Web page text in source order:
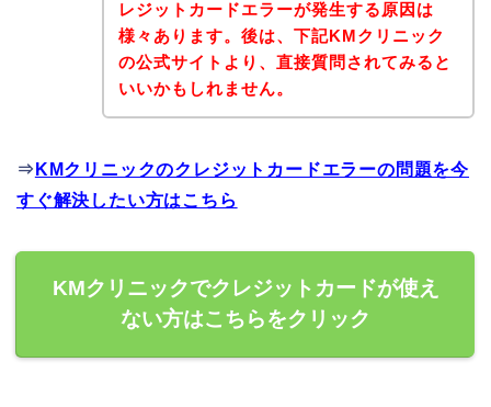
レジットカードエラーが発生する原因は
様々あります。後は、下記KMクリニック
の公式サイトより、直接質問されてみると
いいかもしれません。
⇒ KMクリニックのクレジットカードエラーの問題を今
すぐ解決したい方はこちら
KMクリニックでクレジットカードが使え
ない方はこちらをクリック